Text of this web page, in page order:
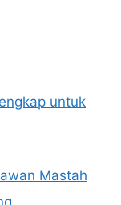
untuk
Mastah